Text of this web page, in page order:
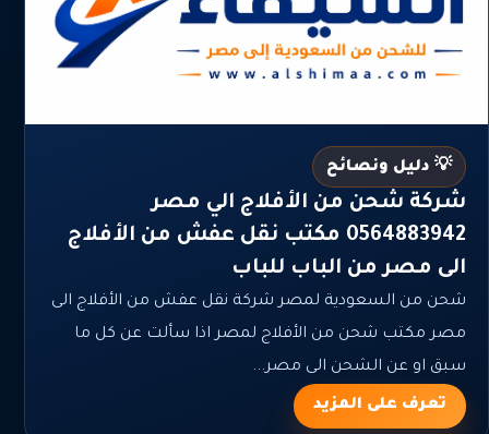
💡 دليل ونصائح
شركة شحن من الأفلاج الي مصر
0564883942 مكتب نقل عفش من الأفلاج
الى مصر من الباب للباب
شحن من السعودية لمصر شركة نقل عفش من الأفلاج الى
مصر مكتب شحن من الأفلاج لمصر اذا سألت عن كل ما
سبق او عن الشحن الى مصر...
تعرف على المزيد